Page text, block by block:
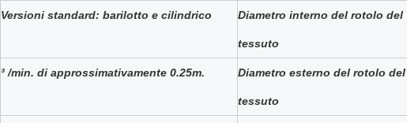
Versioni standard: barilotto e cilindrico Diametro interno del rotolo del
tessuto
³ /min. di approssimativamente 0.25m. Diametro esterno del rotolo del
tessuto